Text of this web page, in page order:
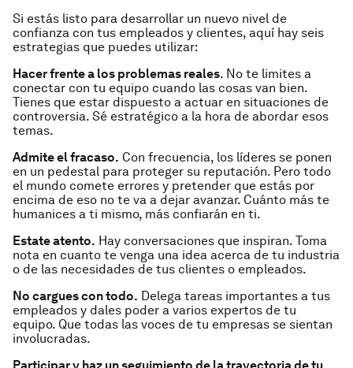
Si estás listo para desarrollar un nuevo nivel de
confianza con tus empleados y clientes, aquí hay seis
estrategias que puedes utilizar:
Hacer frente a los problemas reales. No te limites a
conectar con tu equipo cuando las cosas van bien.
Tienes que estar dispuesto a actuar en situaciones de
controversia. Sé estratégico a la hora de abordar esos
temas.
Admite el fracaso. Con frecuencia, los líderes se ponen
en un pedestal para proteger su reputación. Pero todo
el mundo comete errores y pretender que estás por
encima de eso no te va a dejar avanzar. Cuánto más te
humanices a ti mismo, más confiarán en ti.
Estate atento. Hay conversaciones que inspiran. Toma
nota en cuanto te venga una idea acerca de tu industria
o de las necesidades de tus clientes o empleados.
No cargues con todo. Delega tareas importantes a tus
empleados y dales poder a varios expertos de tu
equipo. Que todas las voces de tu empresas se sientan
involucradas.